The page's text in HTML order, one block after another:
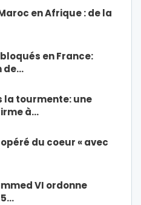
en Afrique : de la
en France:
de…
la tourmente: une
à…
du coeur « avec
VI ordonne